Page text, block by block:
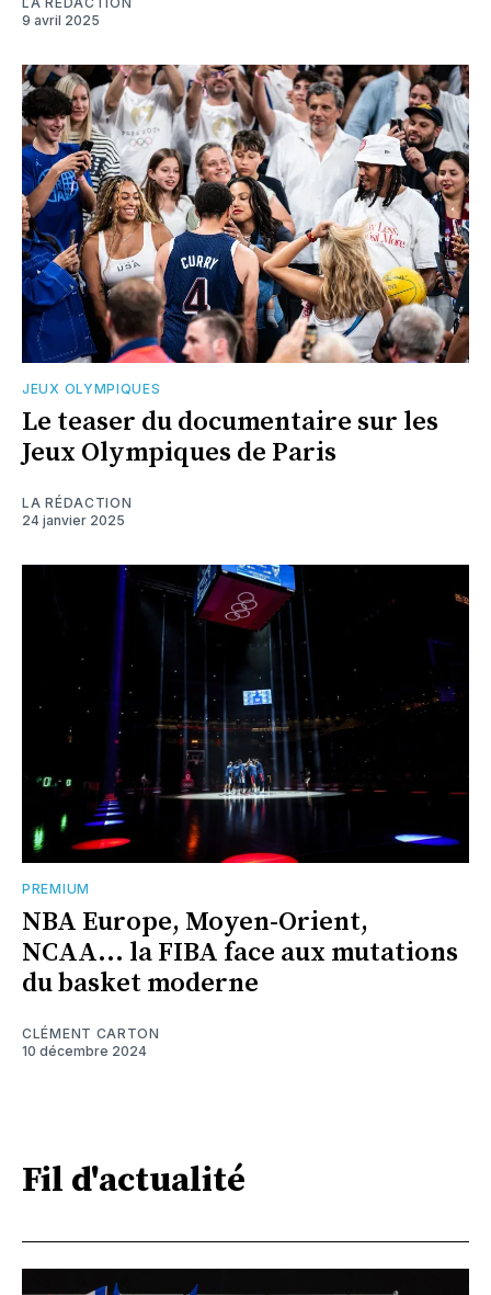
9 avril 2025
JEUX OLYMPIQUES
Le teaser du documentaire sur les
Jeux Olympiques de Paris
LA RÉDACTION
24 janvier 2025
PREMIUM
NBA Europe, Moyen-Orient,
NCAA... la FIBA face aux mutations
du basket moderne
CLÉMENT CARTON
10 décembre 2024
Fil d'actualité